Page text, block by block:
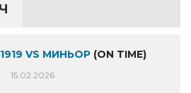
VS МИНЬОР (ON TIME)
15.02.2026